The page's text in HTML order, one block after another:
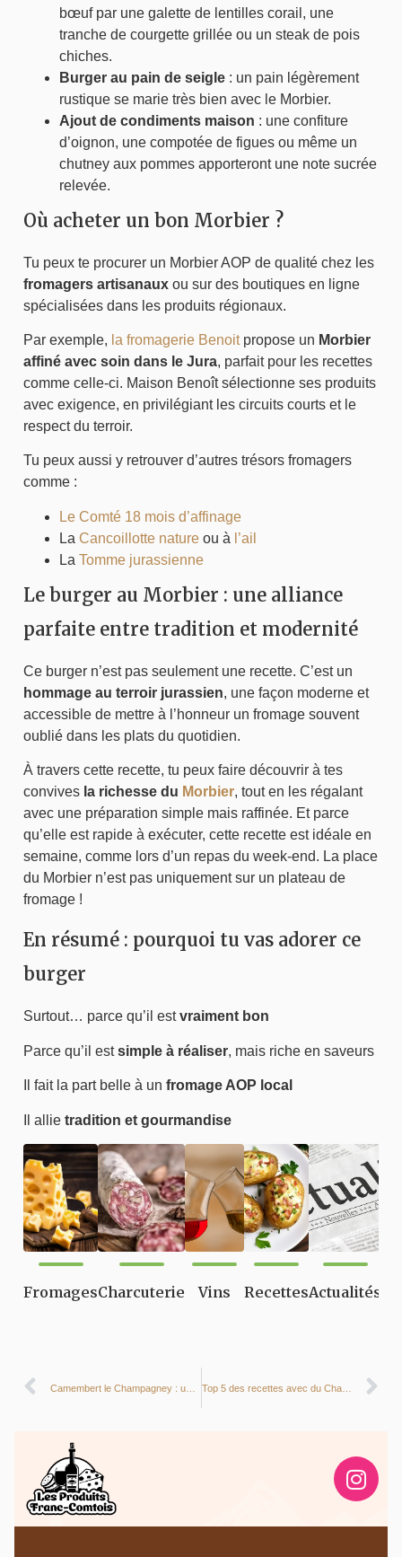
bœuf par une galette de lentilles corail, une
tranche de courgette grillée ou un steak de pois
chiches.
Burger au pain de seigle : un pain légèrement
rustique se marie très bien avec le Morbier.
Ajout de condiments maison : une confiture
d’oignon, une compotée de figues ou même un
chutney aux pommes apporteront une note sucrée
relevée.
Où acheter un bon Morbier ?
Tu peux te procurer un Morbier AOP de qualité chez les
fromagers artisanaux ou sur des boutiques en ligne
spécialisées dans les produits régionaux.
Par exemple, la fromagerie Benoitpropose un Morbier
affiné avec soin dans le Jura, parfait pour les recettes
comme celle-ci. Maison Benoît sélectionne ses produits
avec exigence, en privilégiant les circuits courts et le
respect du terroir.
Tu peux aussi y retrouver d’autres trésors fromagers
comme :
Le Comté 18 mois d’affinage
La Cancoillotte nature ou à l’ail
La Tomme jurassienne
Le burger au Morbier : une alliance
parfaite entre tradition et modernité
Ce burger n’est pas seulement une recette. C’est un
hommage au terroir jurassien, une façon moderne et
accessible de mettre à l’honneur un fromage souvent
oublié dans les plats du quotidien.
À travers cette recette, tu peux faire découvrir à tes
convives la richesse du Morbier, tout en les régalant
avec une préparation simple mais raffinée. Et parce
qu’elle est rapide à exécuter, cette recette est idéale en
semaine, comme lors d’un repas du week-end. La place
du Morbier n’est pas uniquement sur un plateau de
fromage !
En résumé : pourquoi tu vas adorer ce
burger
Surtout… parce qu’il estvraiment bon
Parce qu’il estsimple à réaliser, mais riche en saveurs
Il fait la part belle à un fromage AOP local
Il allie tradition et gourmandise
FromagesCharcuterie Vins RecettesActualités
Top 5 des recettes avec du Chardonnay jurassien